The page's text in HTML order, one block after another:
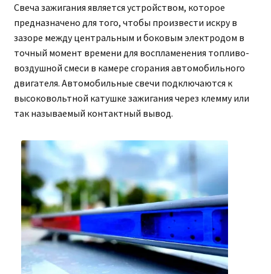
Свеча зажигания является устройством, которое
предназначено для того, чтобы произвести искру в
зазоре между центральным и боковым электродом в
точный момент времени для воспламенения топливо-
воздушной смеси в камере сгорания автомобильного
двигателя. Автомобильные свечи подключаются к
высоковольтной катушке зажигания через клемму или
так называемый контактный вывод.